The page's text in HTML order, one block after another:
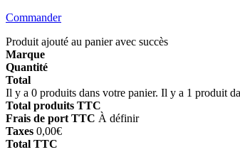
Commander
Produit ajouté au panier avec succès
Marque
Quantité
Total
Il y a 0 produits dans votre panier. Il y a 1 produit
Total produits TTC
Frais de port TTC À définir
Taxes 0,00€
Total TTC